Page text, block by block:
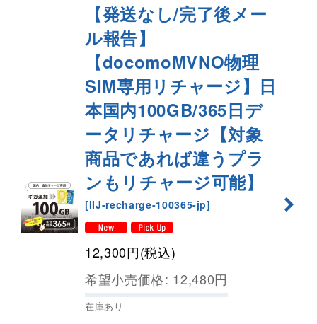
【発送なし/完了後メー
ル報告】
【docomoMVNO物理
SIM専用リチャージ】日
本国内100GB/365日デ
ータリチャージ【対象
商品であれば違うプラ
ンもリチャージ可能】
[IIJ-recharge-100365-jp]
12,300円(税込)
希望小売価格: 12,480円
在庫あり